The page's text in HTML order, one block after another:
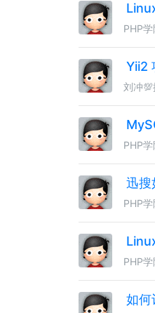
PHP
Yii2
刘冲💯
PHP
迅搜
PHP
PHP
如何